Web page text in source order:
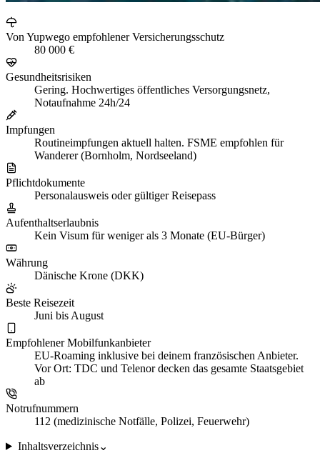
Von Yupwego empfohlener Versicherungsschutz
80 000 €
Gesundheitsrisiken
Gering. Hochwertiges öffentliches Versorgungsnetz,
Notaufnahme 24h/24
Impfungen
Routineimpfungen aktuell halten. FSME empfohlen für
Wanderer (Bornholm, Nordseeland)
Pflichtdokumente
Personalausweis oder gültiger Reisepass
Aufenthaltserlaubnis
Kein Visum für weniger als 3 Monate (EU-Bürger)
Währung
Dänische Krone (DKK)
Beste Reisezeit
Juni bis August
Empfohlener Mobilfunkanbieter
EU-Roaming inklusive bei deinem französischen Anbieter.
Vor Ort: TDC und Telenor decken das gesamte Staatsgebiet
ab
Notrufnummern
112 (medizinische Notfälle, Polizei, Feuerwehr)
Inhaltsverzeichnis⌄